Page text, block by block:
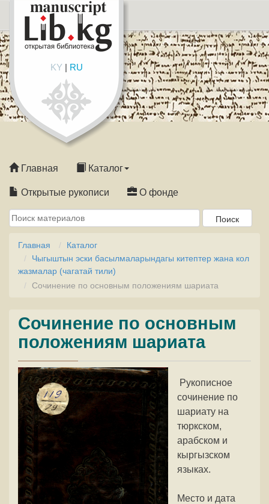
KY| RU
Главная Каталог
Открытые рукописи О фонде
Главная
Каталог
Чыгыштын эски басылмаларындагы китептер жана кол
жазмалар (чагатай тили)
Сочинение по основным положениям шариата
Сочинение по основным
положениям шариата
Рукописное
сочинение по
шариату на
тюркском,
арабском и
кыргызском
языках.
Место и дата